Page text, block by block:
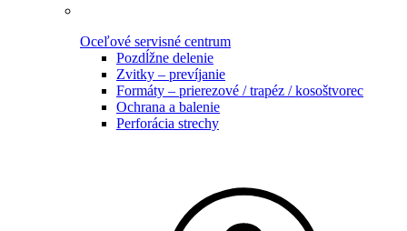
Oceľové servisné centrum
Pozdĺžne delenie
Zvitky – prevíjanie
Formáty – prierezové / trapéz / kosoštvorec
Ochrana a balenie
Perforácia strechy